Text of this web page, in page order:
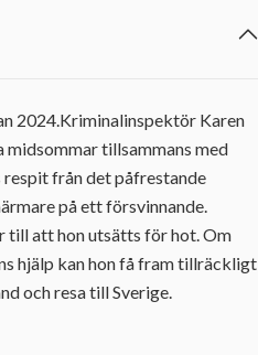
2024.Kriminalinspektör Karen
midsommar tillsammans med
från det påfrestande
på ett försvinnande.
till att hon utsätts för hot. Om
hjälp kan hon få fram tillräckligt
och resa till Sverige.